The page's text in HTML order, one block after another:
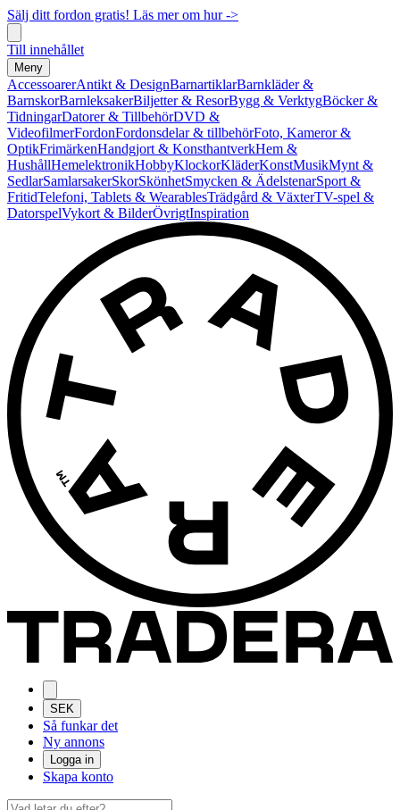
Sälj ditt fordon gratis! Läs mer om hur ->
Till innehållet
Meny
AccessoarerAntikt & DesignBarnartiklarBarnkläder &
BarnskorBarnleksakerBiljetter & ResorBygg & VerktygBöcker &
TidningarDatorer & TillbehörDVD &
VideofilmerFordonFordonsdelar & tillbehörFoto, Kameror &
OptikFrimärkenHandgjort & KonsthantverkHem &
HushållHemelektronikHobbyKlockorKläderKonstMusikMynt &
SedlarSamlarsakerSkorSkönhetSmycken & ÄdelstenarSport &
FritidTelefoni, Tablets & WearablesTrädgård & VäxterTV-spel &
DatorspelVykort & BilderÖvrigtInspiration
SEK
Så funkar det
Ny annons
Logga in
Skapa konto